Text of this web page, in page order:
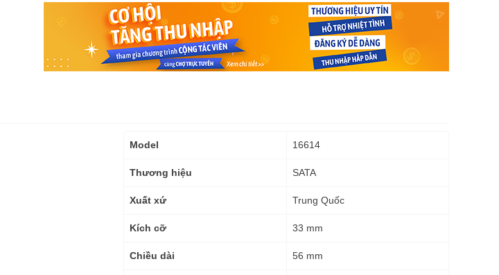
Thông
kỹ
Model 16614
Thương hiệu SATA
Xuất xứ Trung Quốc
Kích cỡ 33 mm
Chiều dài 56 mm